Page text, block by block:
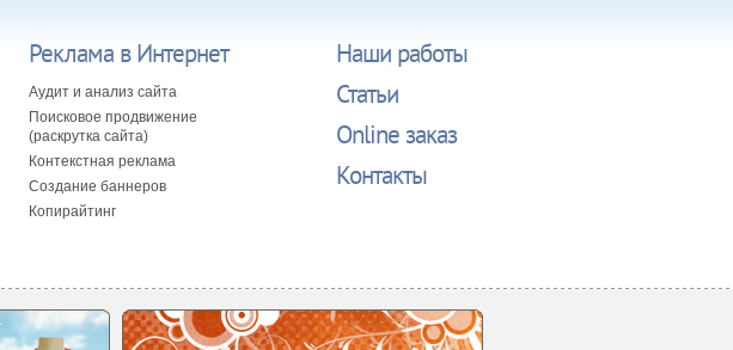
Реклама в Интернет
Аудит и анализ сайта
Поисковое продвижение
(раскрутка сайта)
Контекстная реклама
Создание баннеров
Копирайтинг
Наши работы
Статьи
Online заказ
Контакты